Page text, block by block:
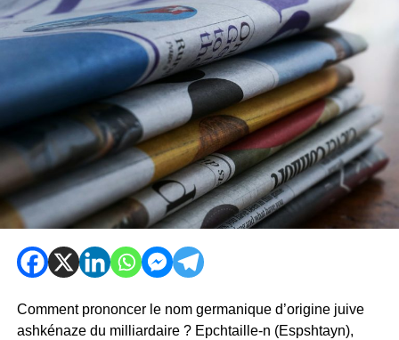
Comment prononcer le nom germanique d’origine juive
ashkénaze du milliardaire ? Epchtaille-n (Espshtayn),